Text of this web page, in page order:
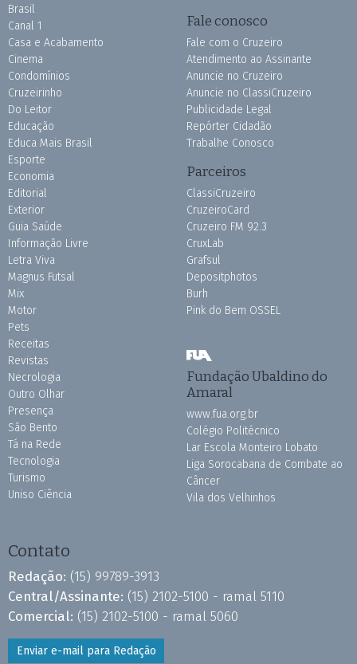
Brasil
Canal 1
Casa e Acabamento
Cinema
Condomínios
Cruzeirinho
Do Leitor
Educação
Educa Mais Brasil
Esporte
Economia
Editorial
Exterior
Guia Saúde
Informação Livre
Letra Viva
Magnus Futsal
Mix
Motor
Pets
Receitas
Revistas
Necrologia
Outro Olhar
Presença
São Bento
Tá na Rede
Tecnologia
Turismo
Uniso Ciência
Fale conosco
Fale com o Cruzeiro
Atendimento ao Assinante
Anuncie no Cruzeiro
Anuncie no ClassiCruzeiro
Publicidade Legal
Repórter Cidadão
Trabalhe Conosco
Parceiros
ClassiCruzeiro
CruzeiroCard
Cruzeiro FM 92.3
CruxLab
Grafsul
Depositphotos
Burh
Pink do Bem OSSEL
Fundação Ubaldino do
Amaral
www.fua.org.br
Colégio Politécnico
Lar Escola Monteiro Lobato
Liga Sorocabana de Combate ao
Câncer
Vila dos Velhinhos
Contato
Redação: (15) 99789-3913
Central/Assinante: (15) 2102-5100 - ramal 5110
Comercial: (15) 2102-5100 - ramal 5060
Enviar e-mail para Redação